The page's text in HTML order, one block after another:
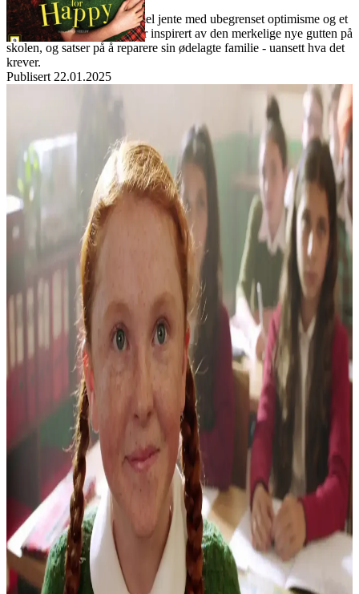
Candice er en tolv år gammel jente med ubegrenset optimisme og et
unikt syn på verden. Hun er inspirert av den merkelige nye gutten på
skolen, og satser på å reparere sin ødelagte familie - uansett hva det
krever.
Publisert 22.01.2025